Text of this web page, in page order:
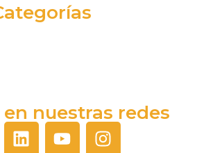
nuestras redes